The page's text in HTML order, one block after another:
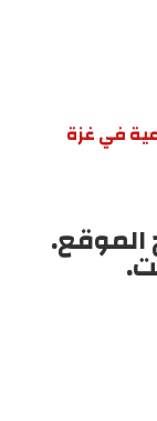
في غزة
الموقع.